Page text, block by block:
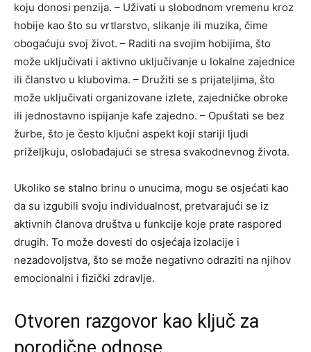
koju donosi penzija. – Uživati u slobodnom vremenu kroz
hobije kao što su vrtlarstvo, slikanje ili muzika, čime
obogaćuju svoj život. – Raditi na svojim hobijima, što
može uključivati i aktivno uključivanje u lokalne zajednice
ili članstvo u klubovima. – Družiti se s prijateljima, što
može uključivati organizovane izlete, zajedničke obroke
ili jednostavno ispijanje kafe zajedno. – Opuštati se bez
žurbe, što je često ključni aspekt koji stariji ljudi
priželjkuju, oslobađajući se stresa svakodnevnog života.
Ukoliko se stalno brinu o unucima, mogu se osjećati kao
da su izgubili svoju individualnost, pretvarajući se iz
aktivnih članova društva u funkcije koje prate raspored
drugih. To može dovesti do osjećaja izolacije i
nezadovoljstva, što se može negativno odraziti na njihov
emocionalni i fizički zdravlje.
Otvoren razgovor kao ključ za